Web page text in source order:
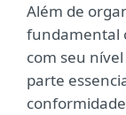
Além de
fundamental
com seu
parte